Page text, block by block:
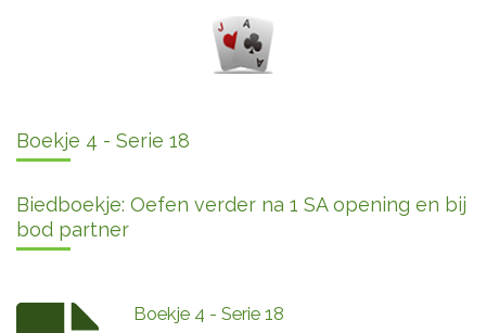
Boekje 4 - Serie 18
Biedboekje: Oefen verder na 1 SA opening en bij
bod partner
Boekje 4 - Serie 18